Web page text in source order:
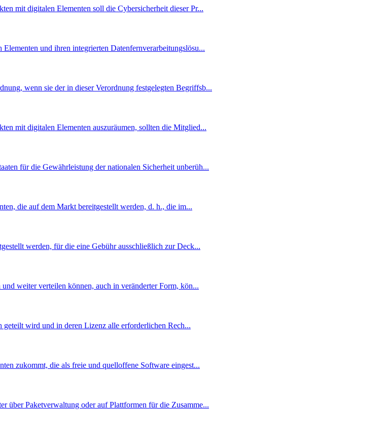
mit digitalen Elementen soll die Cybersicherheit dieser Pr...
und ihren integrierten Datenfernverarbeitungslösu...
wenn sie der in dieser Verordnung festgelegten Begriffsb...
mit digitalen Elementen auszuräumen, sollten die Mitglied...
für die Gewährleistung der nationalen Sicherheit unberüh...
die auf dem Markt bereitgestellt werden, d. h., die im...
werden, für die eine Gebühr ausschließlich zur Deck...
weiter verteilen können, auch in veränderter Form, kön...
wird und in deren Lizenz alle erforderlichen Rech...
zukommt, die als freie und quelloffene Software eingest...
über Paketverwaltung oder auf Plattformen für die Zusamme...